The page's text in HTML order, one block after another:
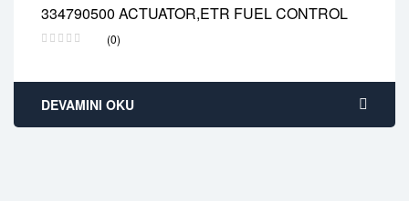
334790500 ACTUATOR,ETR FUEL CONTROL
(0)
2 years warranty
Delivery time: 1-2 business days
DEVAMINI OKU